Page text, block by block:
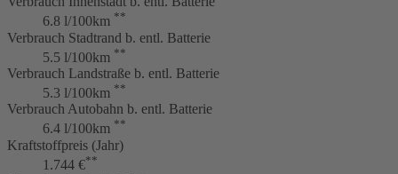
6.8 l/100km **
Verbrauch Stadtrand b. entl. Batterie
5.5 l/100km **
Verbrauch Landstraße b. entl. Batterie
5.3 l/100km **
Verbrauch Autobahn b. entl. Batterie
6.4 l/100km **
Kraftstoffpreis (Jahr)
1.744 €**